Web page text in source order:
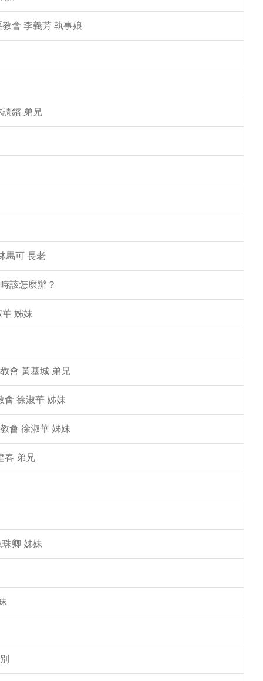
會 李義芳 執事娘
鑌 弟兄
馬可 長老
該怎麼辦？
姊妹
會 黃基城 弟兄
會 徐淑華 姊妹
會 徐淑華 姊妹
春 弟兄
卿 姊妹